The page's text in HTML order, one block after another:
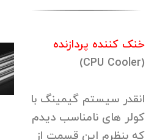
خنک کننده پردازنده
(CPU Cooler)
انقدر سیستم گیمینگ با
کولر های نامناسب دیدم
که بنظرم این قسمت از